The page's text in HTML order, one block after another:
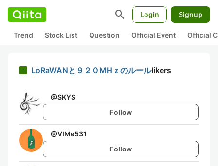
search Login Signup
Trend Stock List Question Official Event Official
LoRaWANと９２０MHｚのルールlikers
@SKYS
Follow
@VIMe531
Follow